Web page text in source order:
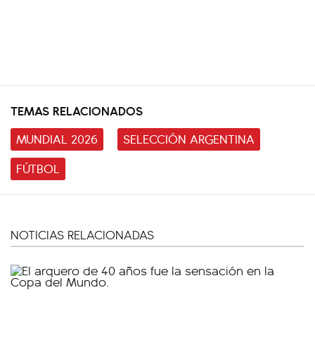
TEMAS RELACIONADOS
MUNDIAL 2026
SELECCIÓN ARGENTINA
FÚTBOL
NOTICIAS RELACIONADAS